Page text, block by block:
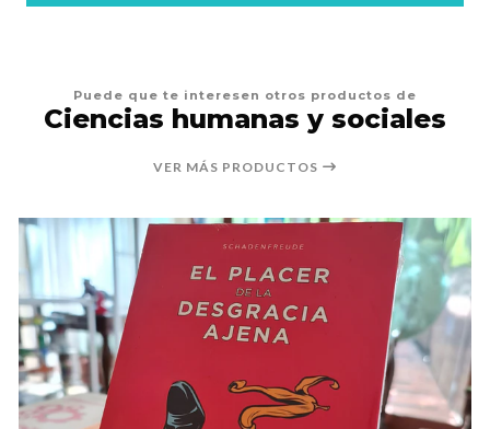
Puede que te interesen otros productos de
Ciencias humanas y sociales
VER MÁS PRODUCTOS